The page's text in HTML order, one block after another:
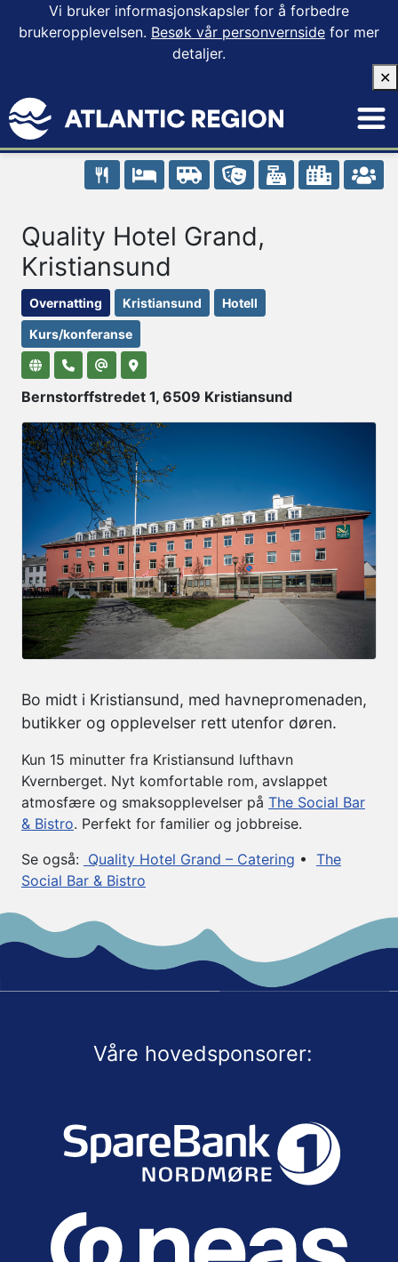
Vi bruker informasjonskapsler for å forbedre
brukeropplevelsen. Besøk vår personvernside for mer
detaljer.
✕
Quality Hotel Grand,
Kristiansund
Overnatting Kristiansund Hotell
Kurs/konferanse
Bernstorffstredet 1, 6509 Kristiansund
Bo midt i Kristiansund, med havnepromenaden,
butikker og opplevelser rett utenfor døren.
Kun 15 minutter fra Kristiansund lufthavn
Kvernberget. Nyt komfortable rom, avslappet
atmosfære og smaksopplevelser på The Social Bar
& Bistro. Perfekt for familier og jobbreise.
Se også: Quality Hotel Grand – Catering • The
Social Bar & Bistro
Våre hovedsponsorer: